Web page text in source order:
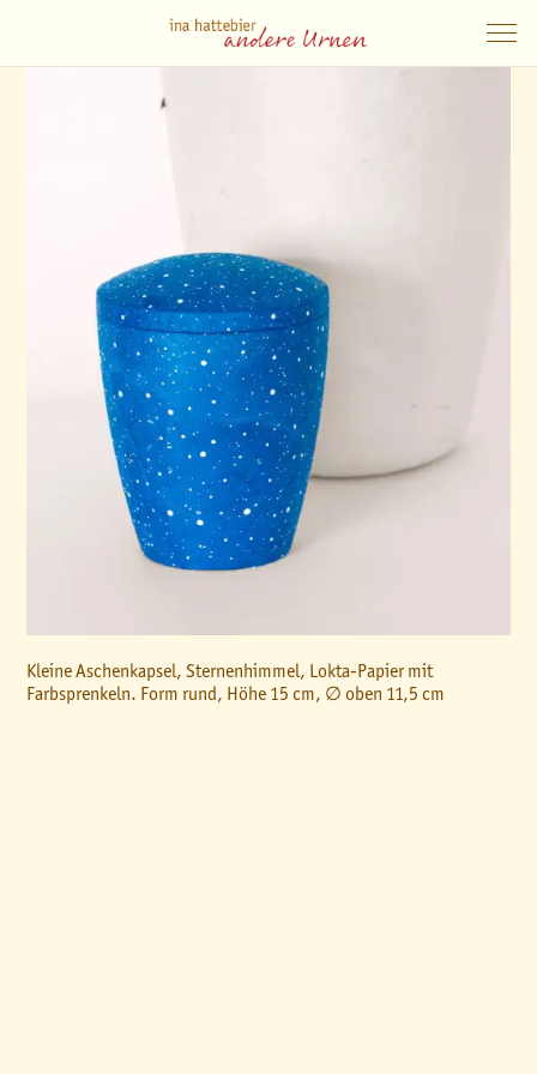
Kleine Aschenkapsel, Sternenhimmel, Lokta-Papier mit
Farbsprenkeln. Form rund, Höhe 15 cm, ∅ oben 11,5 cm